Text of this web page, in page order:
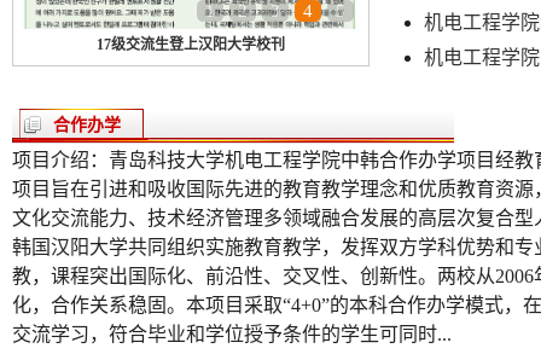
1 2 3 4 5
17级交流生登上汉阳大学校刊
机电工程学
机电工程学
合作办学
项目介绍：青岛科技大学机电工程学院中韩合作办学项目经
项目旨在引进和吸收国际先进的教育教学理念和优质教育资
文化交流能力、技术经济管理多领域融合发展的高层次复合
韩国汉阳大学共同组织实施教育教学，发挥双方学科优势和
教，课程突出国际化、前沿性、交叉性、创新性。两校从
化，合作关系稳固。本项目采取“4+0”的本科合作办学模式，
交流学习，符合毕业和学位授予条件的学生可同时...